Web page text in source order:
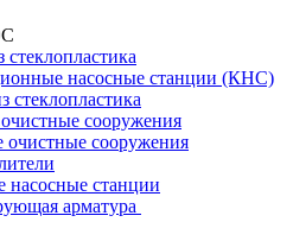
стеклопластика
насосные станции (КНС)
стеклопластика
сооружения
очистные сооружения
насосные станции
арматура